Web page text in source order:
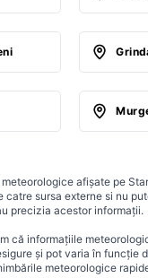
afișate pe
catre sursa externe si nu
precizia acestor informații.
că informațiile
și pot varia în funcție
meteorologice